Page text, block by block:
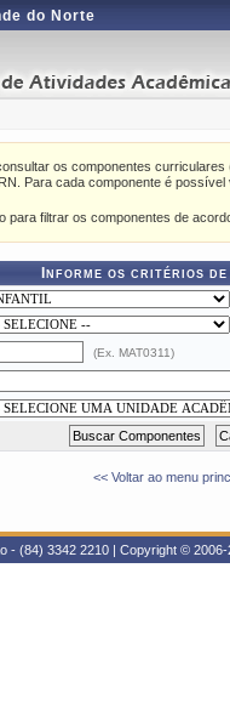
do Norte
os componentes
Para cada componente é
para filtrar os componentes de
Informe os critérios
(Ex. MAT0311)
<< Voltar ao menu
- (84) 3342 2210 | Copyright ©